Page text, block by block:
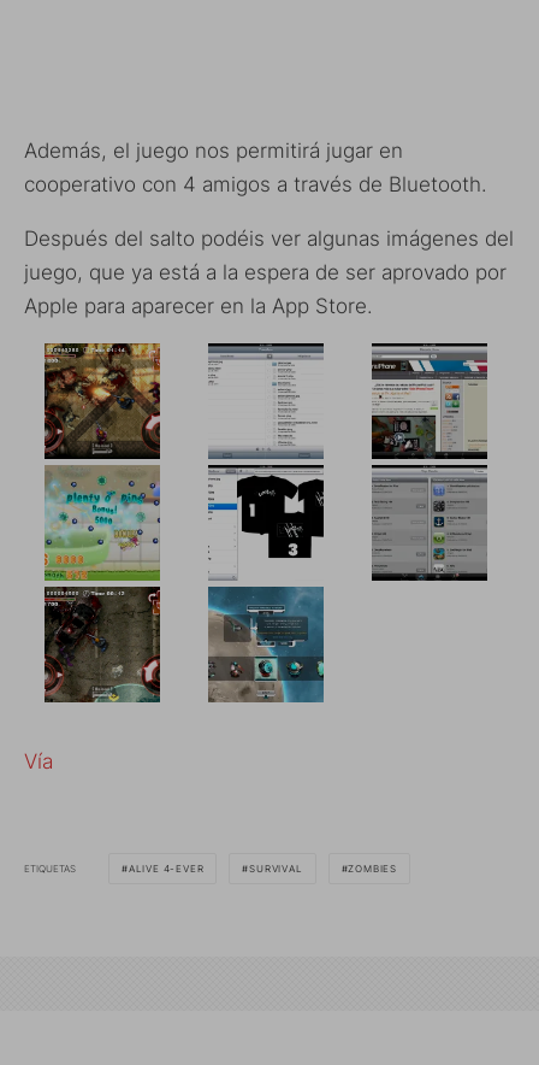
Además, el juego nos permitirá jugar en
cooperativo con 4 amigos a través de Bluetooth.
Después del salto podéis ver algunas imágenes del
juego, que ya está a la espera de ser aprovado por
Apple para aparecer en la App Store.
Vía
ETIQUETAS ALIVE 4-EVER SURVIVAL ZOMBIES